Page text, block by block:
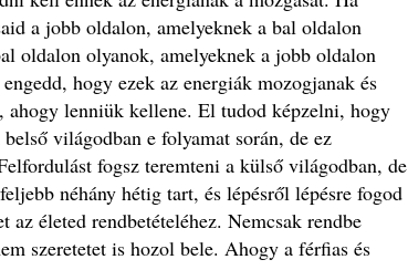
a jobb oldalon, amelyeknek a bal oldalon
oldalon olyanok, amelyeknek a jobb oldalon
hogy ezek az energiák mozogjanak és
ahogy lenniük kellene. El tudod képzelni, hogy
világodban e folyamat során, de ez
fogsz teremteni a külső világodban, de
néhány hétig tart, és lépésről lépésre fogod
az életed rendbetételéhez. Nemcsak rendbe
szeretetet is hozol bele. Ahogy a férfias és